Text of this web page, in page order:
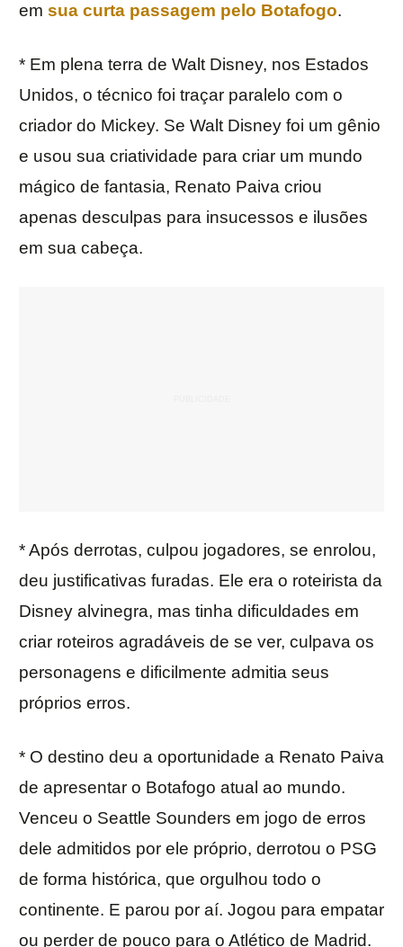
em sua curta passagem pelo Botafogo.
* Em plena terra de Walt Disney, nos Estados
Unidos, o técnico foi traçar paralelo com o
criador do Mickey. Se Walt Disney foi um gênio
e usou sua criatividade para criar um mundo
mágico de fantasia, Renato Paiva criou
apenas desculpas para insucessos e ilusões
em sua cabeça.
* Após derrotas, culpou jogadores, se enrolou,
deu justificativas furadas. Ele era o roteirista da
Disney alvinegra, mas tinha dificuldades em
criar roteiros agradáveis de se ver, culpava os
personagens e dificilmente admitia seus
próprios erros.
* O destino deu a oportunidade a Renato Paiva
de apresentar o Botafogo atual ao mundo.
Venceu o Seattle Sounders em jogo de erros
dele admitidos por ele próprio, derrotou o PSG
de forma histórica, que orgulhou todo o
continente. E parou por aí. Jogou para empatar
ou perder de pouco para o Atlético de Madrid.